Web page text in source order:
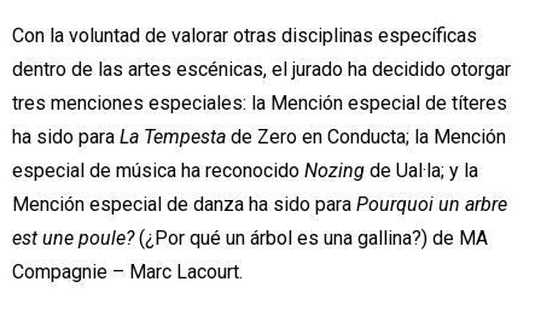
Con la voluntad de valorar otras disciplinas específicas
dentro de las artes escénicas, el jurado ha decidido otorgar
tres menciones especiales: la Mención especial de títeres
ha sido para La Tempesta de Zero en Conducta; la Mención
especial de música ha reconocido Nozing de Ual·la; y la
Mención especial de danza ha sido para Pourquoi un arbre
est une poule?(¿Por qué un árbol es una gallina?) de MA
Compagnie – Marc Lacourt.